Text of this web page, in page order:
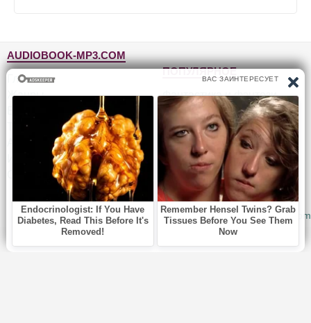
AUDIOBOOK-MP3.COM
Главная
Жанры
Топ-100
Авторы
Исполнители
Обратная связь
ПОПУЛЯРНОЕ
Фантастика и фэнтези
Детективы, триллеры
Для детей
Роман, проза
Приключения
Юмор, сатира
© 2010-2026Audiobook-mp3.com